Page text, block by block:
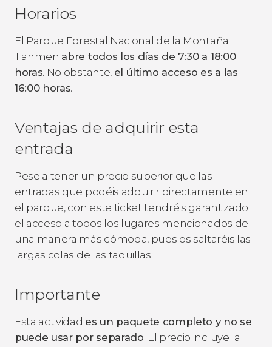
Horarios
El Parque Forestal Nacional de la Montaña
Tianmen abre todos los días de 7:30 a 18:00
horas. No obstante, el último acceso es a las
16:00 horas.
Ventajas de adquirir esta
entrada
Pese a tener un precio superior que las
entradas que podéis adquirir directamente en
el parque, con este ticket tendréis garantizado
el acceso a todos los lugares mencionados de
una manera más cómoda, pues os saltaréis las
largas colas de las taquillas.
Importante
Esta actividad es un paquete completo y no se
puede usar por separado. El precio incluye la